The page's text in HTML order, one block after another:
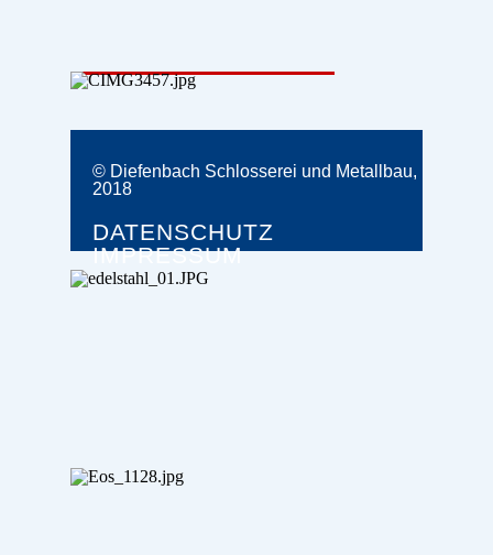
© Diefenbach Schlosserei und Metallbau,
2018
DATENSCHUTZ
IMPRESSUM